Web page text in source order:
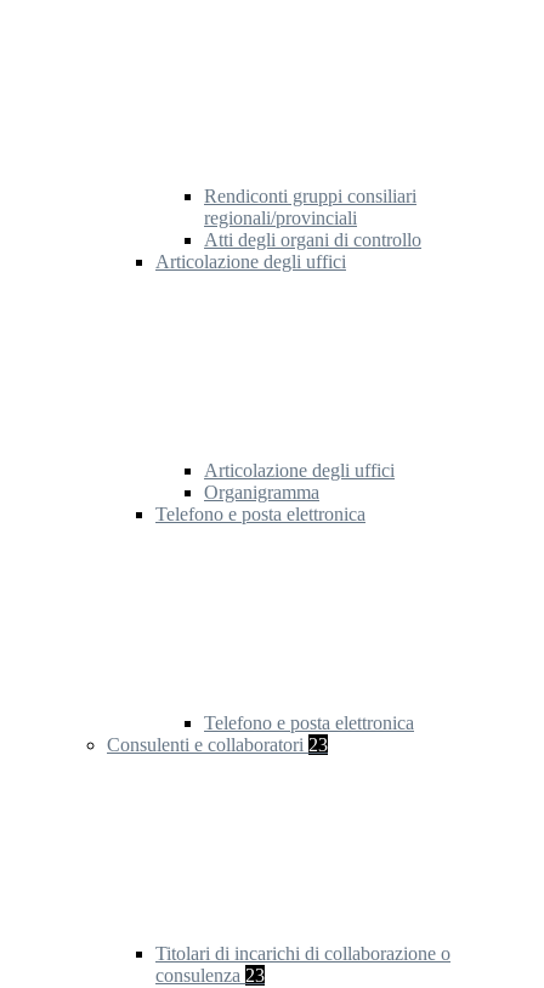
Rendiconti gruppi consiliari
regionali/provinciali
Atti degli organi di controllo
Articolazione degli uffici
Articolazione degli uffici
Organigramma
Telefono e posta elettronica
Telefono e posta elettronica
Consulenti e collaboratori 23
Titolari di incarichi di collaborazione o
consulenza 23